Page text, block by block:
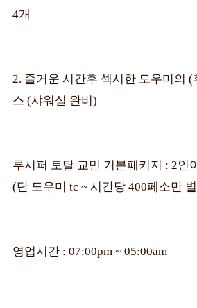
4개
2. 즐거운 시간후 섹시한 도우미의 (
스 (샤워실 완비)
루시퍼 토탈 교민 기본패키지 : 2인
(단 도우미 tc ~ 시간당 400페소만
영업시간 : 07:00pm ~ 05:00am